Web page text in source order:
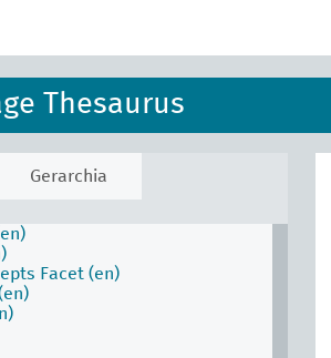
Thesaurus
Gerarchia
Facet (en)